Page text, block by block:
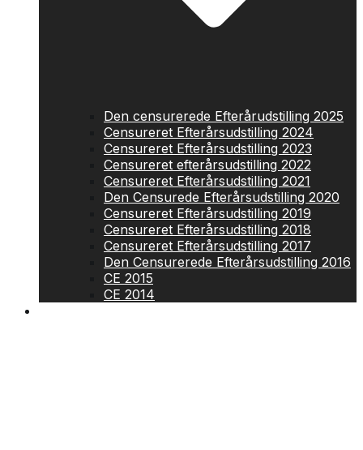
Den censurerede Efterårudstilling 2025
Censureret Efterårsudstilling 2024
Censureret Efterårsudstilling 2023
Censureret efterårsudstilling 2022
Censureret Efterårsudstilling 2021
Den Censurede Efterårsudstilling 2020
Censureret Efterårsudstilling 2019
Censureret Efterårsudstilling 2018
Censureret Efterårsudstilling 2017
Den Censurerede Efterårsudstilling 2016
CE 2015
CE 2014